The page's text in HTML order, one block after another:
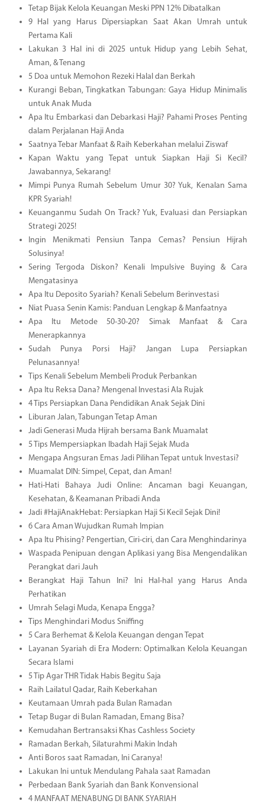
Tetap Bijak Kelola Keuangan Meski PPN 12% Dibatalkan
9 Hal yang Harus Dipersiapkan Saat Akan Umrah untuk
Pertama Kali
Lakukan 3 Hal ini di 2025 untuk Hidup yang Lebih Sehat,
Aman, & Tenang
5 Doa untuk Memohon Rezeki Halal dan Berkah
Kurangi Beban, Tingkatkan Tabungan: Gaya Hidup Minimalis
untuk Anak Muda
Apa Itu Embarkasi dan Debarkasi Haji? Pahami Proses Penting
dalam Perjalanan Haji Anda
Saatnya Tebar Manfaat & Raih Keberkahan melalui Ziswaf
Kapan Waktu yang Tepat untuk Siapkan Haji Si Kecil?
Jawabannya, Sekarang!
Mimpi Punya Rumah Sebelum Umur 30? Yuk, Kenalan Sama
KPR Syariah!
Keuanganmu Sudah On Track? Yuk, Evaluasi dan Persiapkan
Strategi 2025!
Ingin Menikmati Pensiun Tanpa Cemas? Pensiun Hijrah
Solusinya!
Sering Tergoda Diskon? Kenali Impulsive Buying & Cara
Mengatasinya
Apa Itu Deposito Syariah? Kenali Sebelum Berinvestasi
Niat Puasa Senin Kamis: Panduan Lengkap & Manfaatnya
Apa Itu Metode 50-30-20? Simak Manfaat & Cara
Menerapkannya
Sudah Punya Porsi Haji? Jangan Lupa Persiapkan
Pelunasannya!
Tips Kenali Sebelum Membeli Produk Perbankan
Apa Itu Reksa Dana? Mengenal Investasi Ala Rujak
4 Tips Persiapkan Dana Pendidikan Anak Sejak Dini
Liburan Jalan, Tabungan Tetap Aman
Jadi Generasi Muda Hijrah bersama Bank Muamalat
5 Tips Mempersiapkan Ibadah Haji Sejak Muda
Mengapa Angsuran Emas Jadi Pilihan Tepat untuk Investasi?
Muamalat DIN: Simpel, Cepat, dan Aman!
Hati-Hati Bahaya Judi Online: Ancaman bagi Keuangan,
Kesehatan, & Keamanan Pribadi Anda
Jadi #HajiAnakHebat: Persiapkan Haji Si Kecil Sejak Dini!
6 Cara Aman Wujudkan Rumah Impian
Apa Itu Phising? Pengertian, Ciri-ciri, dan Cara Menghindarinya
Waspada Penipuan dengan Aplikasi yang Bisa Mengendalikan
Perangkat dari Jauh
Berangkat Haji Tahun Ini? Ini Hal-hal yang Harus Anda
Perhatikan
Umrah Selagi Muda, Kenapa Engga?
Tips Menghindari Modus Sniffing
5 Cara Berhemat & Kelola Keuangan dengan Tepat
Layanan Syariah di Era Modern: Optimalkan Kelola Keuangan
Secara Islami
5 Tip Agar THR Tidak Habis Begitu Saja
Raih Lailatul Qadar, Raih Keberkahan
Keutamaan Umrah pada Bulan Ramadan
Tetap Bugar di Bulan Ramadan, Emang Bisa?
Kemudahan Bertransaksi Khas Cashless Society
Ramadan Berkah, Silaturahmi Makin Indah
Anti Boros saat Ramadan, Ini Caranya!
Lakukan Ini untuk Mendulang Pahala saat Ramadan
Perbedaan Bank Syariah dan Bank Konvensional
4 MANFAAT MENABUNG DI BANK SYARIAH